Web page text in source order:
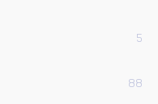
5
88